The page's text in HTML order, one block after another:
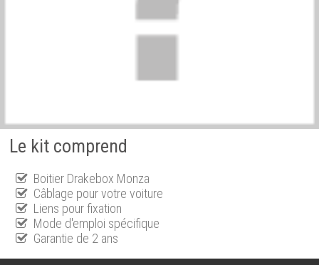
Le kit comprend
Boitier Drakebox Monza
Câblage pour votre voiture
Liens pour fixation
Mode d'emploi spécifique
Garantie de 2 ans